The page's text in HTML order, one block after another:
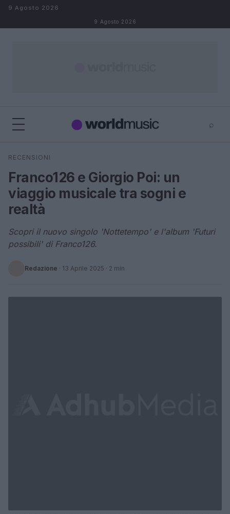
Salta al contenuto
9 Agosto 2026
9 Agosto 2026
⌕
Cerca
RECENSIONI
Franco126 e Giorgio Poi: un
viaggio musicale tra sogni e
realtà
Scopri il nuovo singolo 'Nottetempo' e l'album 'Futuri
possibili' di Franco126.
Redazione · 13 Aprile 2025 · 2 min